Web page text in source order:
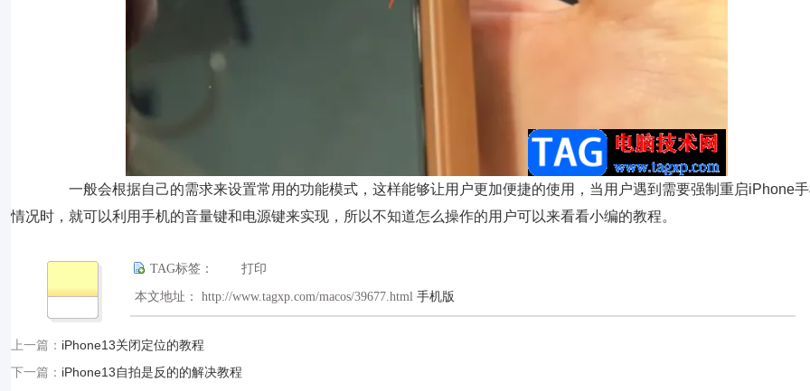
一般会根据自己的需求来设置常用的功能模式，这样能够让用户更加便捷的使用，当用户遇到需要强制重启iPhone
情况时，就可以利用手机的音量键和电源键来实现，所以不知道怎么操作的用户可以来看看小编的教程。
TAG标签： 打印
本文地址： http://www.tagxp.com/macos/39677.html 手机版
上一篇： ​iPhone13关闭定位的教程
下一篇： ​iPhone13自拍是反的的解决教程